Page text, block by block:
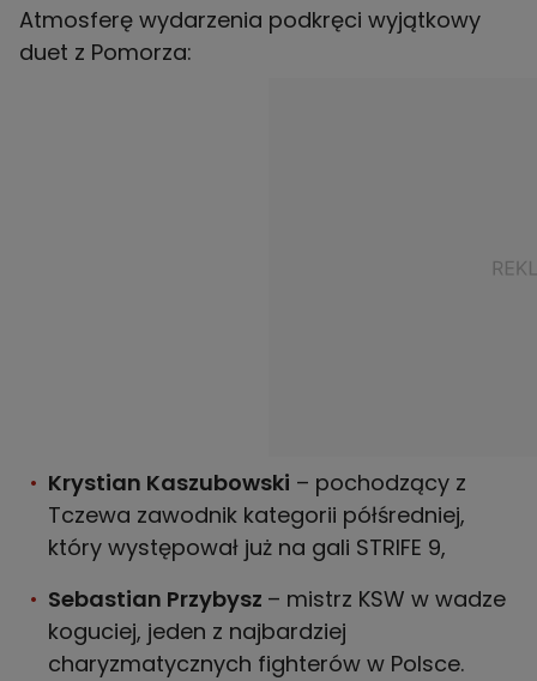
Atmosferę wydarzenia podkręci wyjątkowy
duet z Pomorza:
Krystian Kaszubowski – pochodzący z
Tczewa zawodnik kategorii półśredniej,
który występował już na gali STRIFE 9,
Sebastian Przybysz – mistrz KSW w wadze
koguciej, jeden z najbardziej
charyzmatycznych fighterów w Polsce.